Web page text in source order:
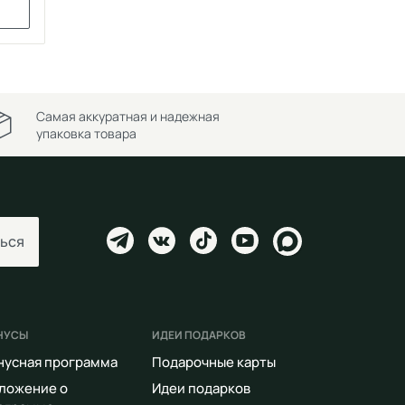
Самая аккуратная и надежная
упаковка товара
программа
о
ИДЕИ ПОДАРКОВ
Подарочные карты
Идеи подарков